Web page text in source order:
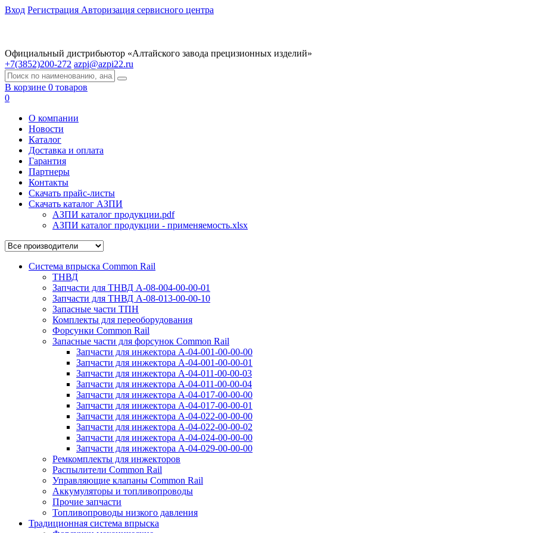
Вход Регистрация Авторизация сервисного центра
Официальный дистрибьютор «Алтайского завода прецизионных изделий»
+7(3852)200-272 azpi@azpi22.ru
В корзине 0 товаров
0
О компании
Новости
Каталог
Доставка и оплата
Гарантия
Партнеры
Контакты
Скачать прайс-листы
Скачать каталог АЗПИ
АЗПИ каталог продукции.pdf
АЗПИ каталог продукции - применяемость.xlsx
Система впрыска Common Rail
ТНВД
Запчасти для ТНВД А-08-⁠004-00-00-01
Запчасти для ТНВД А-08-⁠013-00-00-10
Запасные части ТПН
Комплекты для переоборудования
Форсунки Common Rail
Запасные части для форсунок Common Rail
Запчасти для инжектора А-04-001-00-00-00
Запчасти для инжектора А-04-001-00-00-01
Запчасти для инжектора А-04-011-00-00-03
Запчасти для инжектора А-04-011-00-00-04
Запчасти для инжектора А-04-017-00-00-00
Запчасти для инжектора А-04-017-00-00-01
Запчасти для инжектора А-04-022-00-00-00
Запчасти для инжектора А-04-022-00-00-02
Запчасти для инжектора А-04-024-00-00-00
Запчасти для инжектора А-04-029-00-00-00
Ремкомплекты для инжекторов
Распылители Common Rail
Управляющие клапаны Common Rail
Аккумуляторы и топливопроводы
Прочие запчасти
Топливопроводы низкого давления
Традиционная система впрыска